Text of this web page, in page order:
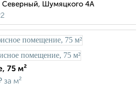
Северный, Шумяцкого 4А
75 м²
за м²